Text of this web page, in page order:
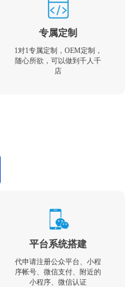
专属定制
1对1专属定制，OEM定制，
随心所欲，可以做到千人千
店
平台系统搭建
代申请注册公众平台、小程
序帐号、微信支付、附近的
小程序、微信认证